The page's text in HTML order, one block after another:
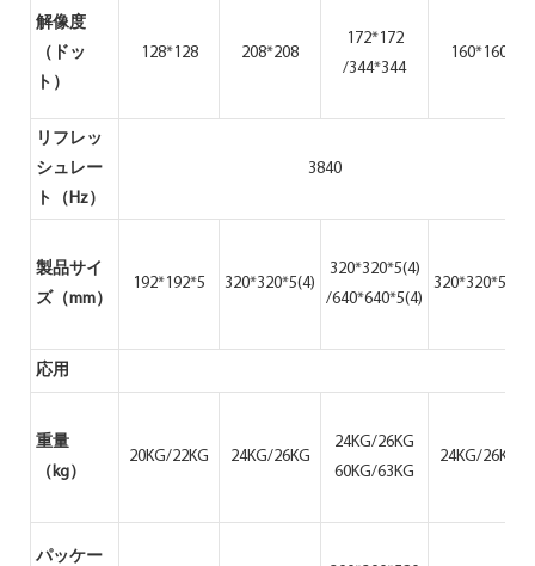
解像度
（ドッ
ト）
128*128 208*208
172*172
/344*344
160*160
リフレッ
シュレー
ト（Hz）
3840
製品サイ
ズ（mm）
192*192*5 320*320*5(4)
320*320*5(4)
/640*640*5(4)
320*320*5(4)
応用
重量
（kg）
20KG/22KG 24KG/26KG
24KG/26KG
60KG/63KG
24KG/26KG
パッケー